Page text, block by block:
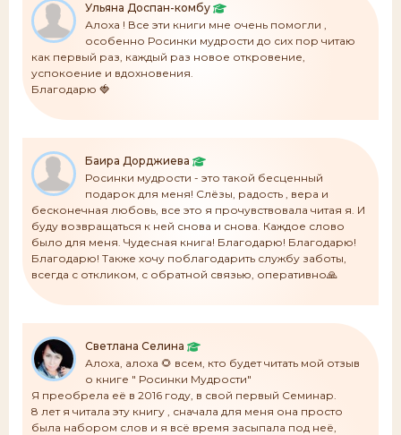
Ульяна Доспан-комбу
Алоха ! Все эти книги мне очень помогли ,
особенно Росинки мудрости до сих пор читаю
как первый раз, каждый раз новое откровение,
успокоение и вдохновения.
Благодарю 🍓
Баира Дорджиева
Росинки мудрости - это такой бесценный
подарок для меня! Слёзы, радость , вера и
бесконечная любовь, все это я прочувствовала читая я. И
буду возвращаться к ней снова и снова. Каждое слово
было для меня. Чудесная книга! Благодарю! Благодарю!
Благодарю! Также хочу поблагодарить службу заботы,
всегда с откликом, с обратной связью, оперативно🙏
Светлана Селина
Алоха, алоха 🌻 всем, кто будет читать мой отзыв
о книге " Росинки Мудрости"
Я преобрела её в 2016 году, в свой первый Семинар.
8 лет я читала эту книгу , сначала для меня она просто
была набором слов и я всё время засыпала под неё,